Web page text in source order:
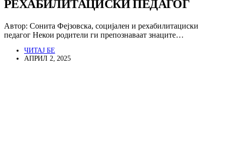
РЕХАБИЛИТАЦИСКИ ПЕДАГОГ
Автор: Сонита Фејзовска, социјален и рехабилитациски
педагог Некои родители ги препознаваат знаците…
ЧИТАЈ БЕ
АПРИЛ 2, 2025